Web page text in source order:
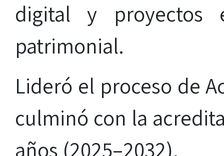
digital y proyectos
patrimonial.
Lideró el proceso de
culminó con la
años (2025–2032).